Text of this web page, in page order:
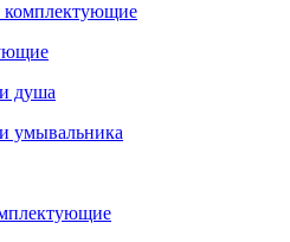
комплектующие
душа
умывальника